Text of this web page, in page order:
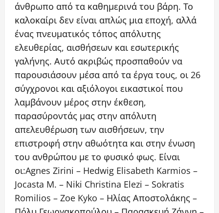
άνθρωπο από τα καθημερινά του βάρη. Το
καλοκαίρι δεν είναι απλώς μια εποχή, αλλά
ένας πνευματικός τόπος απόλυτης
ελευθερίας, αισθήσεων και εσωτερικής
γαλήνης. Αυτό ακριβώς προσπαθούν να
παρουσιάσουν μέσα από τα έργα τους, οι 26
σύγχρονοι και αξιόλογοι εικαστικοί που
λαμβάνουν μέρος στην έκθεση,
παρασύροντάς μας στην απόλυτη
απελευθέρωση των αισθήσεων, την
επιστροφή στην αθωότητα και στην ένωση
του ανθρώπου με το φυσικό φως. Είναι
οι:Agnes Zirini – Hedwig Elisabeth Karmios –
Jocasta M. – Niki Christina Elezi – Sokratis
Romilios – Zoe Kyko – Ηλίας Αποστολάκης –